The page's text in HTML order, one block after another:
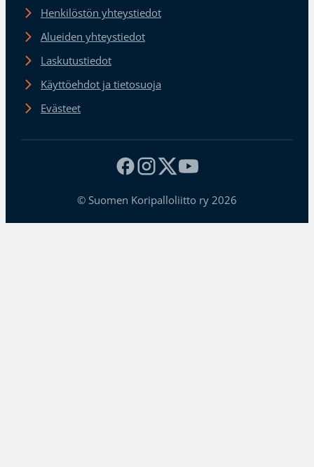
Henkilöstön yhteystiedot
Alueiden yhteystiedot
Laskutustiedot
Käyttöehdot ja tietosuoja
Evästeet
© Suomen Koripalloliitto ry 2026